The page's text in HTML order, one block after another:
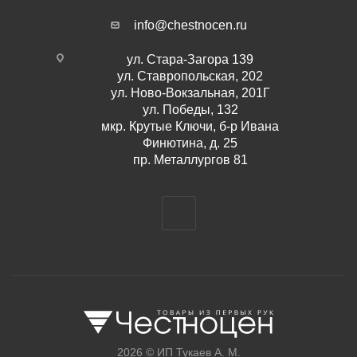
info@chestnocen.ru
ул. Стара-Загора 139
ул. Ставропольская, 202
ул. Ново-Вокзальная, 201Г
ул. Победы, 132
мкр. Крутые Ключи, б-р Ивана
Финютина, д. 25
пр. Металлургов 81
2026 © ИП Тукаев А. М.